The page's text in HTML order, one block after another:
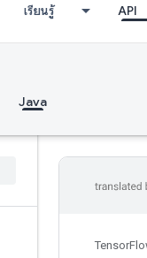
เรียนรู้ API
Java